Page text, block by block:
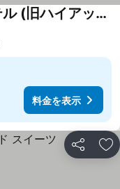
ニューワールドマニラベイホテル (旧ハイアットリージェンシーホテル)
料金を表示
シェア お